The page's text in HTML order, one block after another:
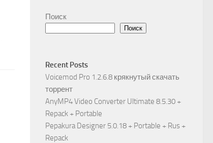
Поиск
Поиск
Recent Posts
Voicemod Pro 1.2.6.8 крякнутый скачать
торрент
AnyMP4 Video Converter Ultimate 8.5.30 +
Repack + Portable
Pepakura Designer 5.0.18 + Portable + Rus +
Repack